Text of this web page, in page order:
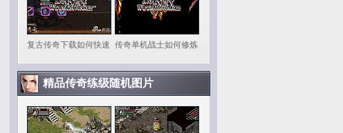
复古传奇下载如何快速 传奇单机战士如何修炼
精品传奇练级随机图片